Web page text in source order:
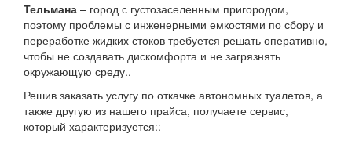
Тельмана – город с густозаселенным пригородом,
поэтому проблемы с инженерными емкостями по сбору и
переработке жидких стоков требуется решать оперативно,
чтобы не создавать дискомфорта и не загрязнять
окружающую среду..
Решив заказать услугу по откачке автономных туалетов, а
также другую из нашего прайса, получаете сервис,
который характеризуется::